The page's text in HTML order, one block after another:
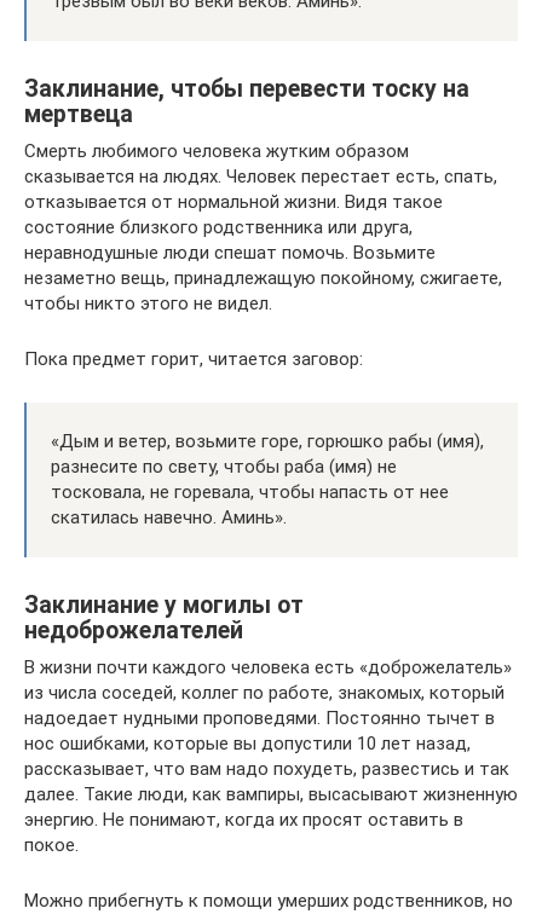
Заклинание, чтобы перевести тоску на
мертвеца
Смерть любимого человека жутким образом
сказывается на людях. Человек перестает есть, спать,
отказывается от нормальной жизни. Видя такое
состояние близкого родственника или друга,
неравнодушные люди спешат помочь. Возьмите
незаметно вещь, принадлежащую покойному, сжигаете,
чтобы никто этого не видел.
Пока предмет горит, читается заговор:
«Дым и ветер, возьмите горе, горюшко рабы (имя),
разнесите по свету, чтобы раба (имя) не
тосковала, не горевала, чтобы напасть от нее
скатилась навечно. Аминь».
Заклинание у могилы от
недоброжелателей
В жизни почти каждого человека есть «доброжелатель»
из числа соседей, коллег по работе, знакомых, который
надоедает нудными проповедями. Постоянно тычет в
нос ошибками, которые вы допустили 10 лет назад,
рассказывает, что вам надо похудеть, развестись и так
далее. Такие люди, как вампиры, высасывают жизненную
энергию. Не понимают, когда их просят оставить в
покое.
Можно прибегнуть к помощи умерших родственников, но